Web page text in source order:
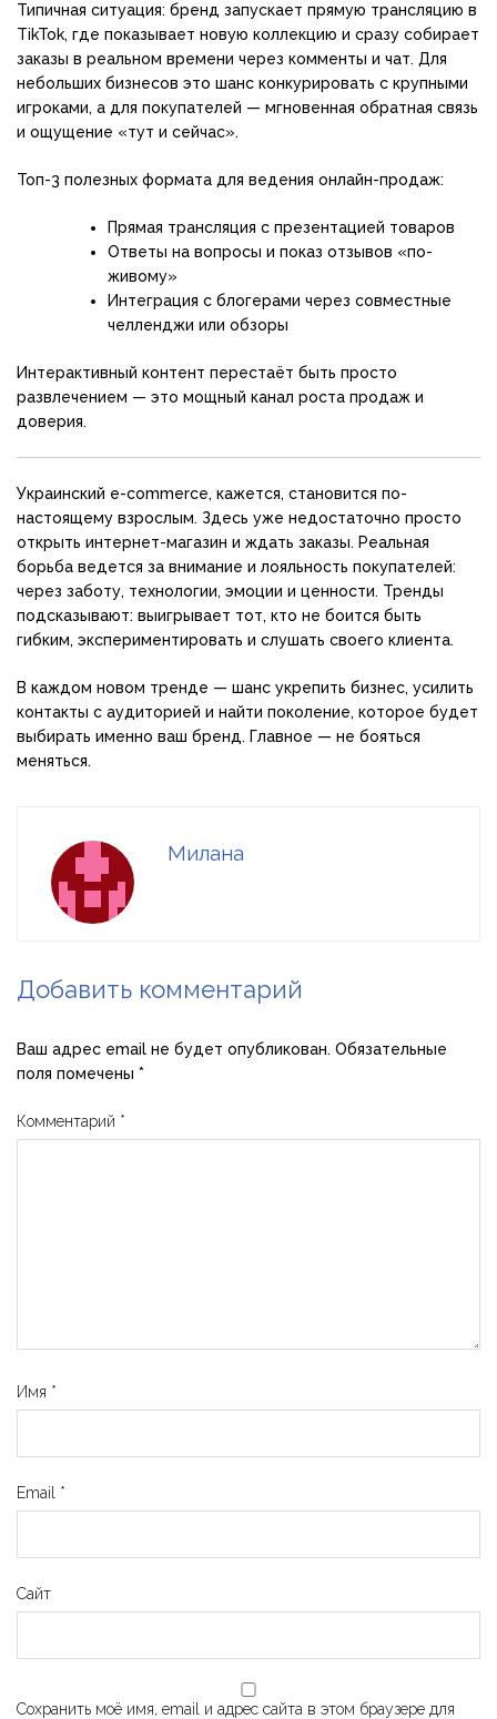
Типичная ситуация: бренд запускает прямую трансляцию в
TikTok, где показывает новую коллекцию и сразу собирает
заказы в реальном времени через комменты и чат. Для
небольших бизнесов это шанс конкурировать с крупными
игроками, а для покупателей — мгновенная обратная связь
и ощущение «тут и сейчас».
Топ-3 полезных формата для ведения онлайн-продаж:
Прямая трансляция с презентацией товаров
Ответы на вопросы и показ отзывов «по-
живому»
Интеграция с блогерами через совместные
челленджи или обзоры
Интерактивный контент перестаёт быть просто
развлечением — это мощный канал роста продаж и
доверия.
Украинский e-commerce, кажется, становится по-
настоящему взрослым. Здесь уже недостаточно просто
открыть интернет-магазин и ждать заказы. Реальная
борьба ведется за внимание и лояльность покупателей:
через заботу, технологии, эмоции и ценности. Тренды
подсказывают: выигрывает тот, кто не боится быть
гибким, экспериментировать и слушать своего клиента.
В каждом новом тренде — шанс укрепить бизнес, усилить
контакты с аудиторией и найти поколение, которое будет
выбирать именно ваш бренд. Главное — не бояться
меняться.
Милана
Добавить комментарий
Ваш адрес email не будет опубликован. Обязательные
поля помечены *
Комментарий *
Имя *
Email *
Сайт
Сохранить моё имя, email и адрес сайта в этом браузере для